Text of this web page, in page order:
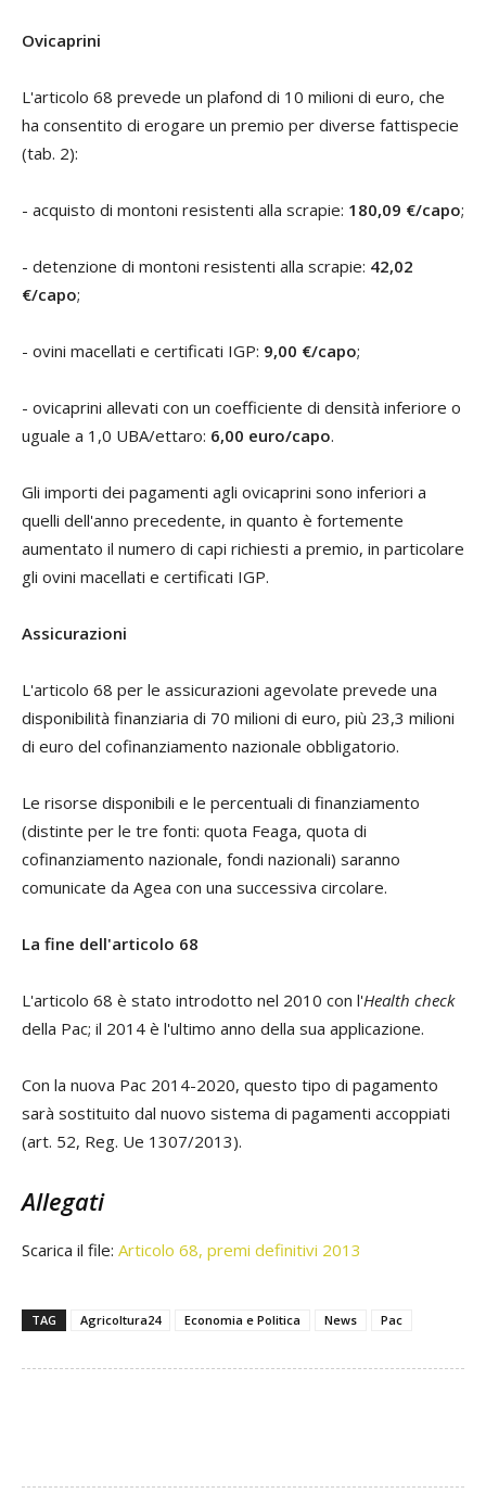
Ovicaprini
L'articolo 68 prevede un plafond di 10 milioni di euro, che
ha consentito di erogare un premio per diverse fattispecie
(tab. 2):
- acquisto di montoni resistenti alla scrapie: 180,09 €/capo;
- detenzione di montoni resistenti alla scrapie: 42,02
€/capo;
- ovini macellati e certificati IGP: 9,00 €/capo;
- ovicaprini allevati con un coefficiente di densità inferiore o
uguale a 1,0 UBA/ettaro: 6,00 euro/capo.
Gli importi dei pagamenti agli ovicaprini sono inferiori a
quelli dell'anno precedente, in quanto è fortemente
aumentato il numero di capi richiesti a premio, in particolare
gli ovini macellati e certificati IGP.
Assicurazioni
L'articolo 68 per le assicurazioni agevolate prevede una
disponibilità finanziaria di 70 milioni di euro, più 23,3 milioni
di euro del cofinanziamento nazionale obbligatorio.
Le risorse disponibili e le percentuali di finanziamento
(distinte per le tre fonti: quota Feaga, quota di
cofinanziamento nazionale, fondi nazionali) saranno
comunicate da Agea con una successiva circolare.
La fine dell'articolo 68
L'articolo 68 è stato introdotto nel 2010 con l'Health check
della Pac; il 2014 è l'ultimo anno della sua applicazione.
Con la nuova Pac 2014-2020, questo tipo di pagamento
sarà sostituito dal nuovo sistema di pagamenti accoppiati
(art. 52, Reg. Ue 1307/2013).
Allegati
Scarica il file: Articolo 68, premi definitivi 2013
TAG Agricoltura24 Economia e Politica News Pac